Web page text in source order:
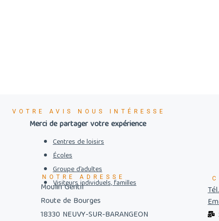
VOTRE AVIS NOUS INTÉRESSE
Merci de partager votre expérience
Centres de loisirs
Écoles
Groupe d’adultes
Visiteurs individuels, familles
NOTRE ADRESSE
Moulin Gentil
Route de Bourges
18330 NEUVY-SUR-BARANGEON